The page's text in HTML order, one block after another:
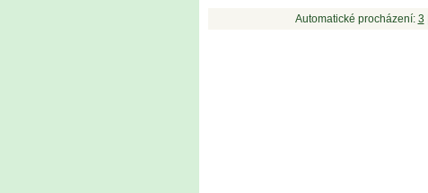
Automatické procházení: 3